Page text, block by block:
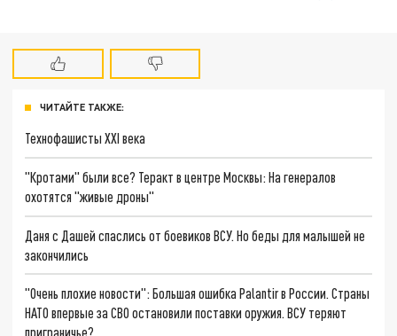
ЧИТАЙТЕ ТАКЖЕ:
Технофашисты XXI века
"Кротами" были все? Теракт в центре Москвы: На генералов
охотятся "живые дроны"
Даня с Дашей спаслись от боевиков ВСУ. Но беды для малышей не
закончились
"Очень плохие новости": Большая ошибка Palantir в России. Страны
НАТО впервые за СВО остановили поставки оружия. ВСУ теряют
приграничье?